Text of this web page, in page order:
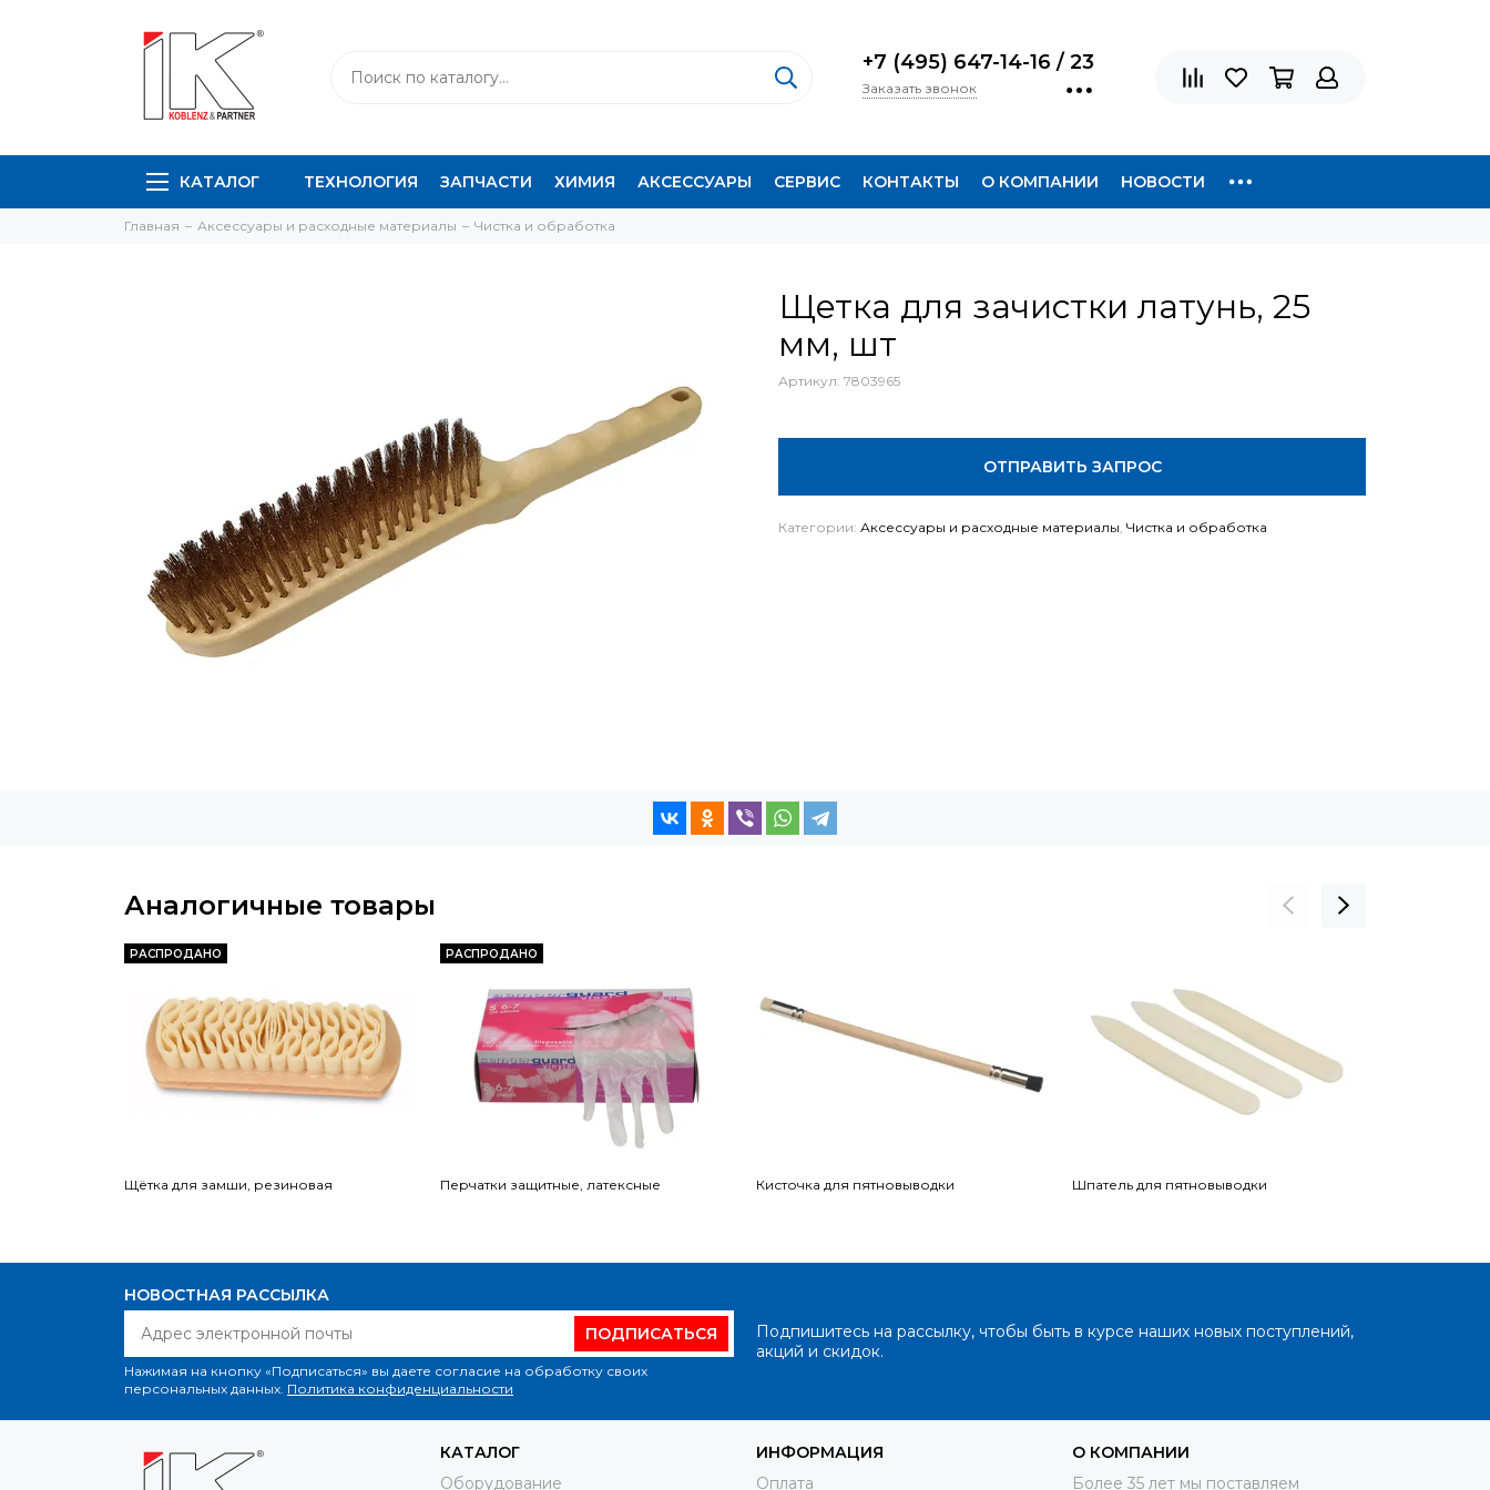
+7 (495) 647-14-16 / 23
Заказать звонок
КАТАЛОГ ТЕХНОЛОГИЯ ЗАПЧАСТИ ХИМИЯ АКСЕССУАРЫ СЕРВИС КОНТАКТЫ О КОМПАНИИ НОВОСТИ
Главная Аксессуары и расходные материалы Чистка и обработка
Щетка для зачистки латунь, 25
мм, шт
Артикул: 7803965
ОТПРАВИТЬ ЗАПРОС
Категории: Аксессуары и расходные материалы, Чистка и обработка
Аналогичные товары
РАСПРОДАНО
Щётка для замши, резиновая
РАСПРОДАНО
Перчатки защитные, латексные Кисточка для пятновыводки Шпатель для пятновыводки
НОВОСТНАЯ РАССЫЛКА
ПОДПИСАТЬСЯ
Нажимая на кнопку «Подписаться» вы даете согласие на обработку своих
персональных данных. Политика конфиденциальности
Подпишитесь на рассылку, чтобы быть в курсе наших новых поступлений,
акций и скидок.
КАТАЛОГ
Оборудование
ИНФОРМАЦИЯ
Оплата
О КОМПАНИИ
Более 35 лет мы поставляем